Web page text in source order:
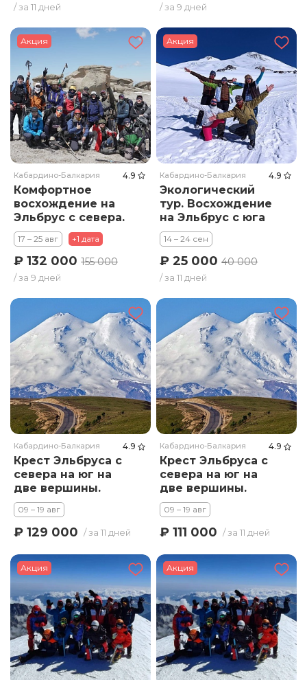
/ за 11 дней / за 9 дней
Акция
Кабардино-Балкария 4.9
Комфортное
восхождение на
Эльбрус с севера.
Тариф Стандарт
17 – 25 авг +1 дата
₽ 132 000 155 000
/ за 9 дней
Акция
Кабардино-Балкария 4.9
Экологический
тур. Восхождение
на Эльбрус с юга
14 – 24 сен
₽ 25 00040 000
/ за 11 дней
Кабардино-Балкария 4.9
Крест Эльбруса с
севера на юг на
две вершины.
Тариф Премиум
09 – 19 авг
₽ 129 000 / за 11 дней
Кабардино-Балкария 4.9
Крест Эльбруса с
севера на юг на
две вершины.
Тариф стандарт
09 – 19 авг
₽ 111 000 / за 11 дней
Акция Акция